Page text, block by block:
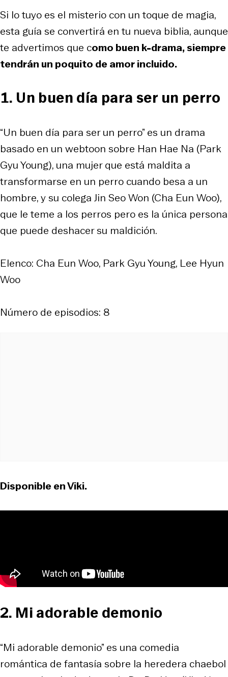
Si lo tuyo es el misterio con un toque de magia,
esta guía se convertirá en tu nueva biblia, aunque
te advertimos que como buen k-drama, siempre
tendrán un poquito de amor incluido.
1. Un buen día para ser un perro
“Un buen día para ser un perro” es un drama
basado en un webtoon sobre Han Hae Na (Park
Gyu Young), una mujer que está maldita a
transformarse en un perro cuando besa a un
hombre, y su colega Jin Seo Won (Cha Eun Woo),
que le teme a los perros pero es la única persona
que puede deshacer su maldición.
Elenco: Cha Eun Woo, Park Gyu Young, Lee Hyun
Woo
Número de episodios: 8
Disponible en Viki.
2. Mi adorable demonio
“Mi adorable demonio” es una comedia
romántica de fantasía sobre la heredera chaebol